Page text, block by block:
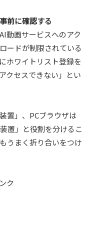
前に確認する
動画サービスへのアク
ードが制限されている
ホワイトリスト登録を
クセスできない」とい
置」、PCブラウザは
置」と役割を分けるこ
うまく折り合いをつけ
ク